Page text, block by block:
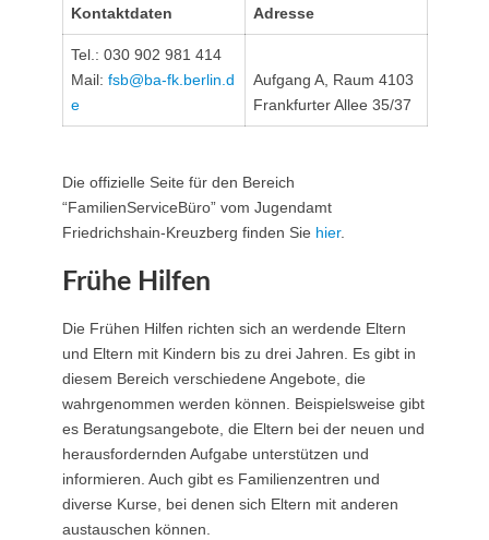
Kontaktdaten Adresse
Tel.: 030 902 981 414
Mail: fsb@ba-fk.berlin.d
e
Aufgang A, Raum 4103
Frankfurter Allee 35/37
Die offizielle Seite für den Bereich
“FamilienServiceBüro” vom Jugendamt
Friedrichshain-Kreuzberg finden Sie hier.
Frühe Hilfen
Die Frühen Hilfen richten sich an werdende Eltern
und Eltern mit Kindern bis zu drei Jahren. Es gibt in
diesem Bereich verschiedene Angebote, die
wahrgenommen werden können. Beispielsweise gibt
es Beratungsangebote, die Eltern bei der neuen und
herausfordernden Aufgabe unterstützen und
informieren. Auch gibt es Familienzentren und
diverse Kurse, bei denen sich Eltern mit anderen
austauschen können.